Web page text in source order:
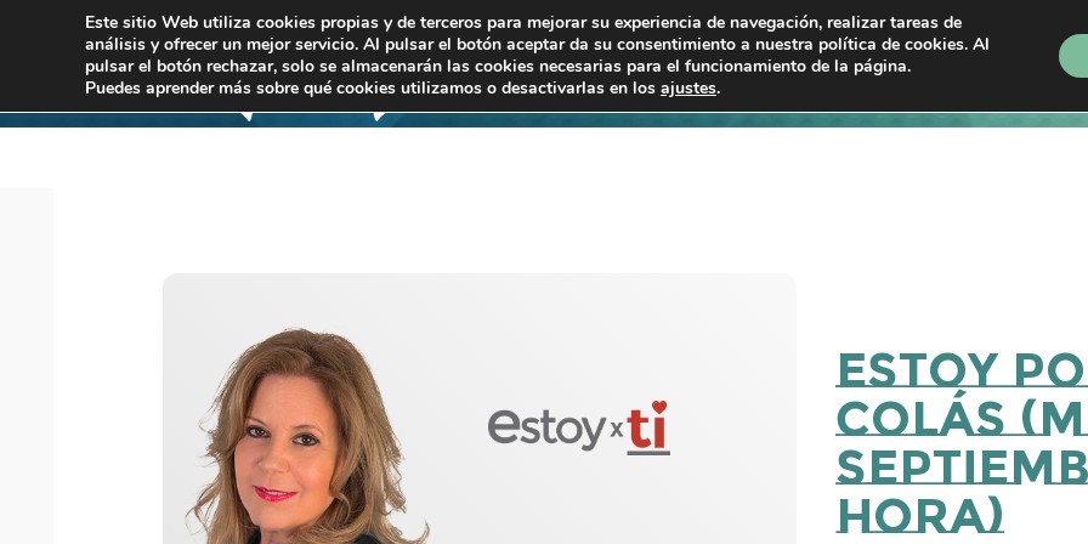
Próximos shows En directo
Estoy
Colás
hora)
Este sitio Web utiliza cookies propias y de terceros para mejorar su experiencia de navegación, realizar tareas de
análisis y ofrecer un mejor servicio. Al pulsar el botón aceptar da su consentimiento a nuestra política de cookies. Al
pulsar el botón rechazar, solo se almacenarán las cookies necesarias para el funcionamiento de la página.
Puedes aprender más sobre qué cookies utilizamos o desactivarlas en los ajustes.